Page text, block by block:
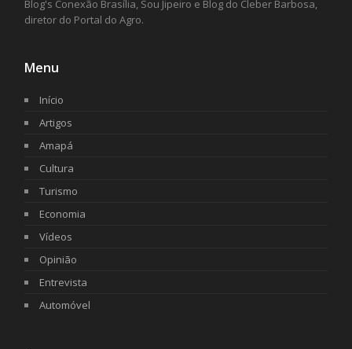
Blog's Conexão Brasília, Sou Jipeiro e Blog do Cleber Barbosa,
diretor do Portal do Agro.
Menu
Início
Artigos
Amapá
Cultura
Turismo
Economia
Vídeos
Opinião
Entrevista
Automóvel